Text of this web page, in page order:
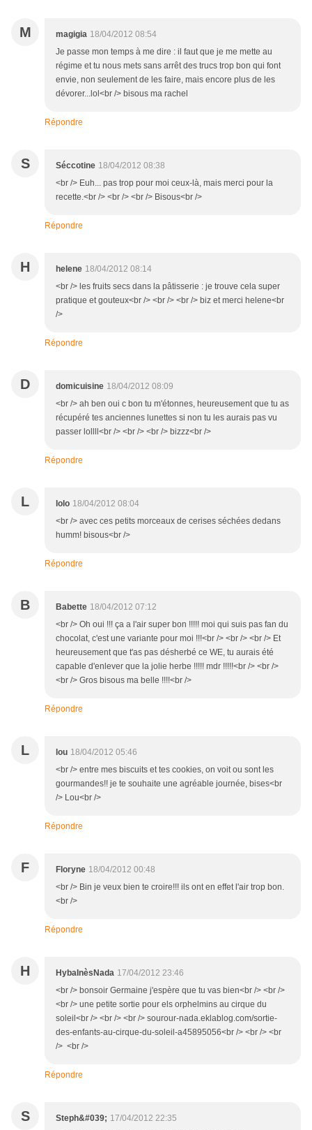
M magigia 18/04/2012 08:54
Je passe mon temps à me dire : il faut que je me mette au
régime et tu nous mets sans arrêt des trucs trop bon qui font
envie, non seulement de les faire, mais encore plus de les
dévorer...lol<br /> bisous ma rachel
Répondre
S Séccotine 18/04/2012 08:38
<br /> Euh... pas trop pour moi ceux-là, mais merci pour la
recette.<br /> <br /> <br /> Bisous<br />
Répondre
H helene 18/04/2012 08:14
<br /> les fruits secs dans la pâtisserie : je trouve cela super
pratique et gouteux<br /> <br /> <br /> biz et merci helene<br
/>
Répondre
D domicuisine 18/04/2012 08:09
<br /> ah ben oui c bon tu m'étonnes, heureusement que tu as
récupéré tes anciennes lunettes si non tu les aurais pas vu
passer lollll<br /> <br /> <br /> bizzz<br />
Répondre
L lolo 18/04/2012 08:04
<br /> avec ces petits morceaux de cerises séchées dedans
humm! bisous<br />
Répondre
B Babette 18/04/2012 07:12
<br /> Oh oui !!! ça a l'air super bon !!!!! moi qui suis pas fan du
chocolat, c'est une variante pour moi !!!<br /> <br /> <br /> Et
heureusement que t'as pas désherbé ce WE, tu aurais été
capable d'enlever que la jolie herbe !!!!! mdr !!!!!<br /> <br />
<br /> Gros bisous ma belle !!!!<br />
Répondre
L lou 18/04/2012 05:46
<br /> entre mes biscuits et tes cookies, on voit ou sont les
gourmandes!! je te souhaite une agréable journée, bises<br
/> Lou<br />
Répondre
F Floryne 18/04/2012 00:48
<br /> Bin je veux bien te croire!!! ils ont en effet l'air trop bon.
<br />
Répondre
H HybaInèsNada 17/04/2012 23:46
<br /> bonsoir Germaine j'espère que tu vas bien<br /> <br />
<br /> une petite sortie pour els orphelmins au cirque du
soleil<br /> <br /> <br /> sourour-nada.eklablog.com/sortie-
des-enfants-au-cirque-du-soleil-a45895056<br /> <br /> <br
/> <br />
Répondre
S Steph&#039; 17/04/2012 22:35